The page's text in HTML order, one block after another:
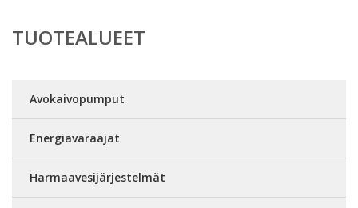
TUOTEALUEET
Avokaivopumput
Energiavaraajat
Harmaavesijärjestelmät